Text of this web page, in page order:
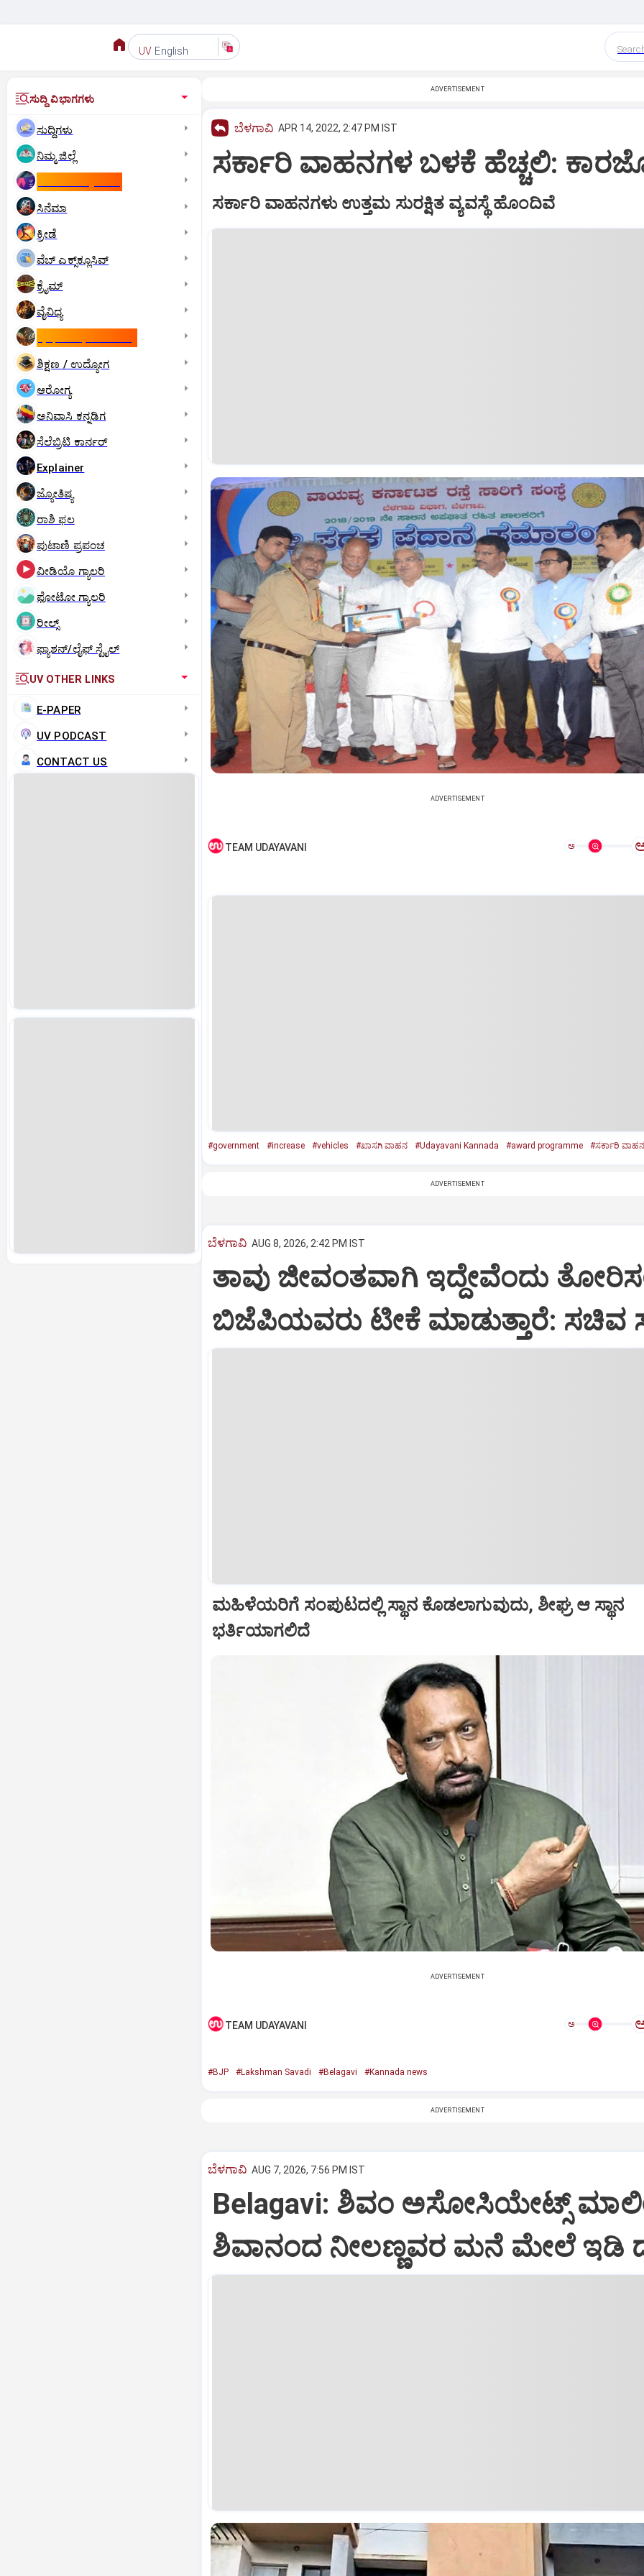
UV English
ಸುದ್ದಿ ವಿಭಾಗಗಳು
ಸುದ್ದಿಗಳು
ನಿಮ್ಮ ಜಿಲ್ಲೆ
ಸಿನೆಮಾ
ಕ್ರೀಡೆ
ವೆಬ್ ಎಕ್ಸ್‌ಕ್ಲೂಸಿವ್
ಕ್ರೈಮ್
ವೈವಿಧ್ಯ
ಶಿಕ್ಷಣ / ಉದ್ಯೋಗ
ಆರೋಗ್ಯ
ಅನಿವಾಸಿ ಕನ್ನಡಿಗ
ಸೆಲೆಬ್ರಿಟಿ ಕಾರ್ನರ್‌
Explainer
ಜ್ಯೋತಿಷ್ಯ
ರಾಶಿ ಫಲ
ಪುಟಾಣಿ ಪ್ರಪಂಚ
ವೀಡಿಯೊ ಗ್ಯಾಲರಿ
ಫೋಟೋ ಗ್ಯಾಲರಿ
ರೀಲ್ಸ್
ಫ್ಯಾಶನ್/ಲೈಫ್‌ ಸ್ಟೈಲ್
UV OTHER LINKS
E-PAPER
UV PODCAST
CONTACT US
ADVERTISEMENT
ಬೆಳಗಾವಿ APR 14, 2022, 2:47 PM IST
ಸರ್ಕಾರಿ ವಾಹನಗಳ ಬಳಕೆ ಹೆಚ್ಚಲಿ:
ಸರ್ಕಾರಿ ವಾಹನಗಳು ಉತ್ತಮ ಸುರಕ್ಷಿತ ವ್ಯವಸ್ಥೆ ಹೊಂದಿವೆ
ADVERTISEMENT
TEAM UDAYAVANI ಅ
#government #increase #vehicles #ಖಾಸಗಿ ವಾಹನ #Udayavani Kannada #award programme #ಸರ್ಕಾರಿ ವಾಹನ
ADVERTISEMENT
ಬೆಳಗಾವಿ AUG 8, 2026, 2:42 PM IST
ತಾವು ಜೀವಂತವಾಗಿ ಇದ್ದೇವೆಂದು
ಬಿಜೆಪಿಯವರು ಟೀಕೆ ಮಾಡುತ್ತಾರೆ: ಸಚಿವ
ಮಹಿಳೆಯರಿಗೆ ಸಂಪುಟದಲ್ಲಿ ಸ್ಥಾನ ಕೊಡಲಾಗುವುದು, ಶೀಘ್ರ ಆ ಸ್ಥಾನ
ಭರ್ತಿಯಾಗಲಿದೆ
ADVERTISEMENT
TEAM UDAYAVANI ಅ
#BJP #Lakshman Savadi #Belagavi #Kannada news
ADVERTISEMENT
ಬೆಳಗಾವಿ AUG 7, 2026, 7:56 PM IST
Belagavi: ಶಿವಂ ಅಸೋಸಿಯೇಟ್ಸ್
ಶಿವಾನಂದ ನೀಲಣ್ಣವರ ಮನೆ ಮೇಲೆ ಇಡಿ‌